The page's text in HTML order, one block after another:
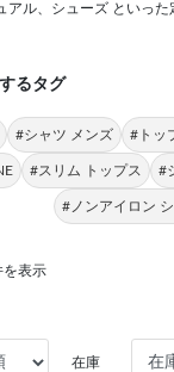
アル、シューズ といった
るタグ
#シャツ メンズ #トッ
#スリム トップス #
#ノンアイロン
を表示
在庫